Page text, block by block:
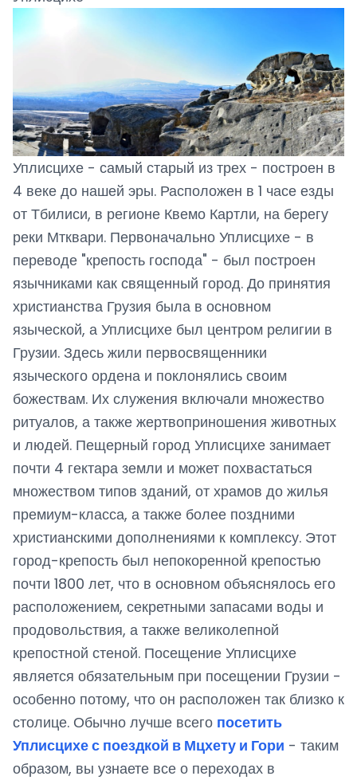
Уплисцихе - самый старый из трех - построен в
4 веке до нашей эры. Расположен в 1 часе езды
от Тбилиси, в регионе Квемо Картли, на берегу
реки Мтквари. Первоначально Уплисцихе - в
переводе "крепость господа" - был построен
язычниками как священный город. До принятия
христианства Грузия была в основном
языческой, а Уплисцихе был центром религии в
Грузии. Здесь жили первосвященники
языческого ордена и поклонялись своим
божествам. Их служения включали множество
ритуалов, а также жертвоприношения животных
и людей. Пещерный город Уплисцихе занимает
почти 4 гектара земли и может похвастаться
множеством типов зданий, от храмов до жилья
премиум-класса, а также более поздними
христианскими дополнениями к комплексу. Этот
город-крепость был непокоренной крепостью
почти 1800 лет, что в основном объяснялось его
расположением, секретными запасами воды и
продовольствия, а также великолепной
крепостной стеной. Посещение Уплисцихе
является обязательным при посещении Грузии -
особенно потому, что он расположен так близко к
столице. Обычно лучше всего посетить
Уплисцихе с поездкой в Мцхету и Гори - таким
образом, вы узнаете все о переходах в